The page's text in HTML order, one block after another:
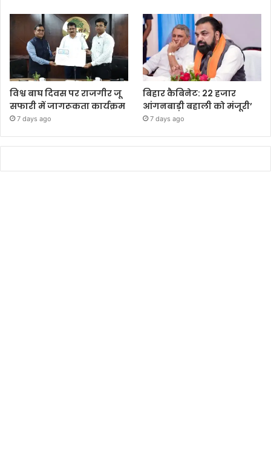
विश्व बाघ दिवस पर राजगीर जू
सफारी में जागरूकता कार्यक्रम
7 days ago
बिहार कैबिनेट: 22 हजार
आंगनबाड़ी बहाली को मंजूरी’
7 days ago